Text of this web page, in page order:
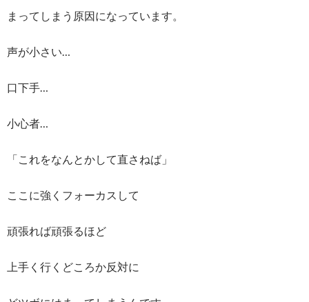
まってしまう原因になっています。
声が小さい…
口下手…
小心者…
「これをなんとかして直さねば」
ここに強くフォーカスして
頑張れば頑張るほど
上手く行くどころか反対に